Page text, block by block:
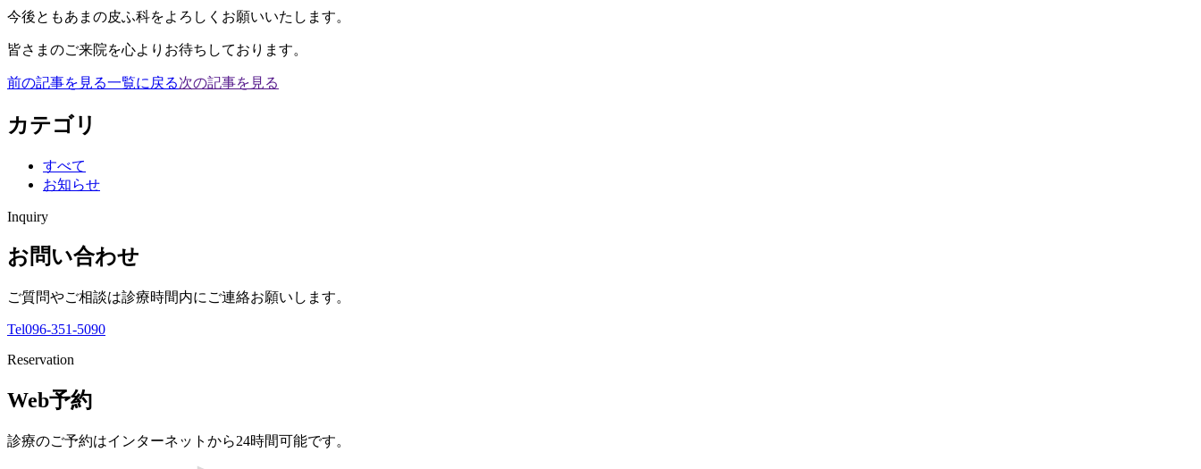
今後ともあまの皮ふ科をよろしくお願いいたします。
皆さまのご来院を心よりお待ちしております。
前の記事を見る一覧に戻る次の記事を見る
カテゴリ
すべて
お知らせ
Inquiry
お問い合わせ
ご質問やご相談は診療時間内にご連絡お願いします。
Tel096-351-5090
Reservation
Web予約
診療のご予約はインターネットから24時間可能です。